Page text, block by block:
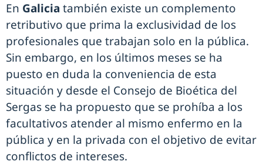
En Galicia también existe un complemento
retributivo que prima la exclusividad de los
profesionales que trabajan solo en la pública.
Sin embargo, en los últimos meses se ha
puesto en duda la conveniencia de esta
situación y desde el Consejo de Bioética del
Sergas se ha propuesto que se prohíba a los
facultativos atender al mismo enfermo en la
pública y en la privada con el objetivo de evitar
conflictos de intereses.